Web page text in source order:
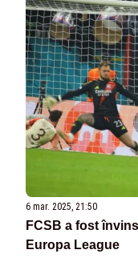
6 mar. 2025, 21:50
FCSB a fost
Europa League